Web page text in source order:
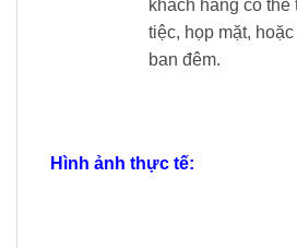
khách hàng có
tiệc, họp mặt,
ban đêm.
Hình ảnh thực tế: